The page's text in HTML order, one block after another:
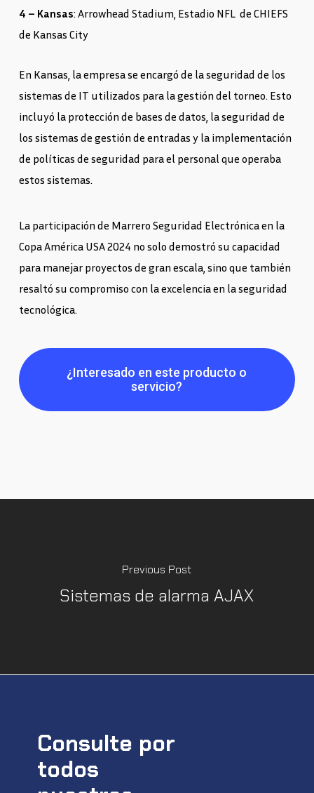
4 – Kansas: Arrowhead Stadium, Estadio NFL de CHIEFS
de Kansas City
En Kansas, la empresa se encargó de la seguridad de los
sistemas de IT utilizados para la gestión del torneo. Esto
incluyó la protección de bases de datos, la seguridad de
los sistemas de gestión de entradas y la implementación
de políticas de seguridad para el personal que operaba
estos sistemas.
La participación de Marrero Seguridad Electrónica en la
Copa América USA 2024 no solo demostró su capacidad
para manejar proyectos de gran escala, sino que también
resaltó su compromiso con la excelencia en la seguridad
tecnológica.
¿Interesado en este producto o
servicio?
Previous Post
Sistemas de alarma AJAX
Consulte por
todos